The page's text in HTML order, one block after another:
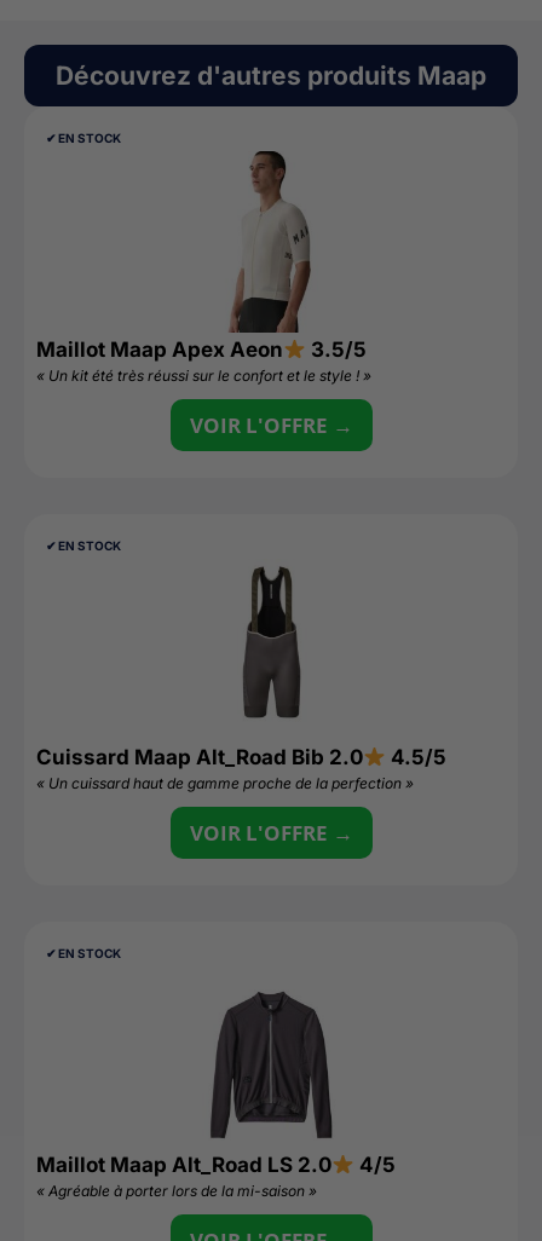
Découvrez d'autres produits Maap
✔︎ EN STOCK
Maillot Maap Apex Aeon 3.5/5
« Un kit été très réussi sur le confort et le style ! »
VOIR L'OFFRE →
✔︎ EN STOCK
Cuissard Maap Alt_Road Bib 2.0 4.5/5
« Un cuissard haut de gamme proche de la perfection »
VOIR L'OFFRE →
✔︎ EN STOCK
Maillot Maap Alt_Road LS 2.0 4/5
« Agréable à porter lors de la mi-saison »